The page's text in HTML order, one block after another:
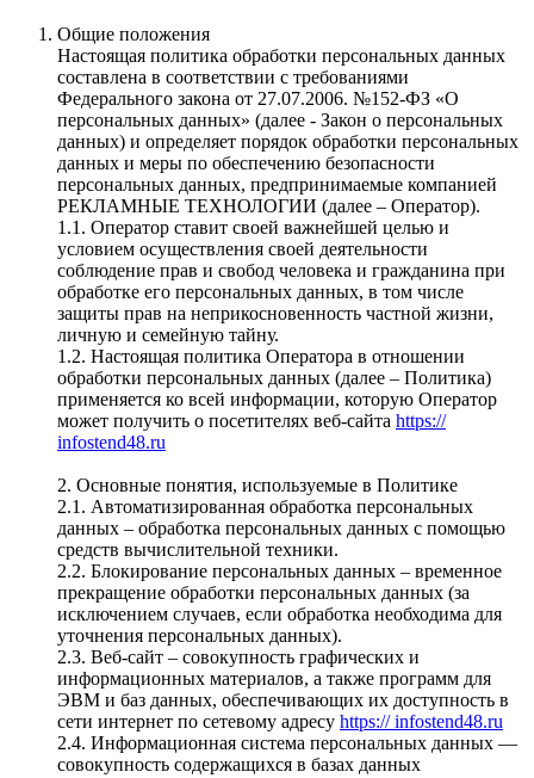
Общие положения
Настоящая политика обработки персональных данных
составлена в соответствии с требованиями
Федерального закона от 27.07.2006. №152-ФЗ «О
персональных данных» (далее - Закон о персональных
данных) и определяет порядок обработки персональных
данных и меры по обеспечению безопасности
персональных данных, предпринимаемые компанией
РЕКЛАМНЫЕ ТЕХНОЛОГИИ (далее – Оператор).
1.1. Оператор ставит своей важнейшей целью и
условием осуществления своей деятельности
соблюдение прав и свобод человека и гражданина при
обработке его персональных данных, в том числе
защиты прав на неприкосновенность частной жизни,
личную и семейную тайну.
1.2. Настоящая политика Оператора в отношении
обработки персональных данных (далее – Политика)
применяется ко всей информации, которую Оператор
может получить о посетителях веб-сайта https://
infostend48.ru
2. Основные понятия, используемые в Политике
2.1. Автоматизированная обработка персональных
данных – обработка персональных данных с помощью
средств вычислительной техники.
2.2. Блокирование персональных данных – временное
прекращение обработки персональных данных (за
исключением случаев, если обработка необходима для
уточнения персональных данных).
2.3. Веб-сайт – совокупность графических и
информационных материалов, а также программ для
ЭВМ и баз данных, обеспечивающих их доступность в
сети интернет по сетевому адресу https:// infostend48.ru
2.4. Информационная система персональных данных —
совокупность содержащихся в базах данных